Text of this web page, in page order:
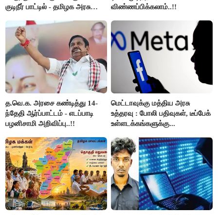
குடிநீர் பாட்டில் - தமிழக அரசு
விண்ணப்பிக்கலாம்..!!
த.வெ.க. அரசை கண்டித்து 14-
ந்தேதி ஆர்ப்பாட்டம் - எடப்பாடி
பழனிசாமி அறிவிப்பு..!!
மெட்டாவுக்கு மத்திய அரசு
உத்தரவு : போலி பதிவுகள், டீப்பேக்
உள்ளடக்கங்களுக்கு...